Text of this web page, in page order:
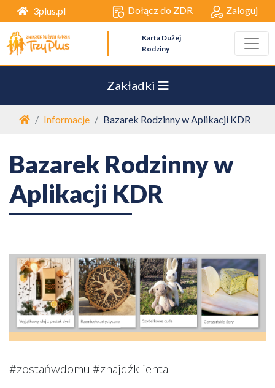
3plus.pl Dołącz do ZDR Zaloguj
Karta Dużej
Rodziny
Zakładki
Strona główna
Informacje Bazarek Rodzinny w Aplikacji KDR
Bazarek Rodzinny w
Aplikacji KDR
#zostańwdomu #znajdźklienta